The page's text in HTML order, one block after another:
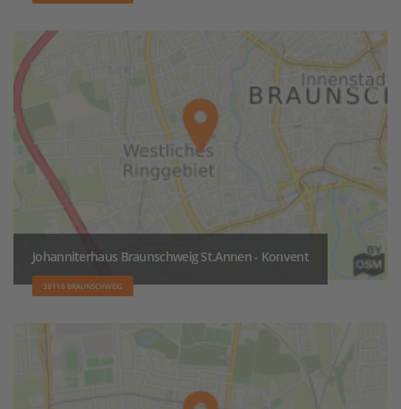
Johanniterhaus Braunschweig St.Annen - Konvent
38118 BRAUNSCHWEIG